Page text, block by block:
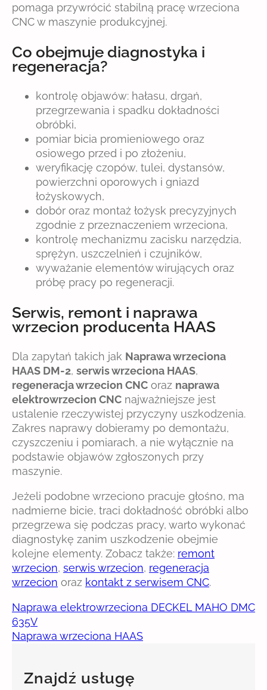
pomaga przywrócić stabilną pracę wrzeciona
CNC w maszynie produkcyjnej.
Co obejmuje diagnostyka i
regeneracja?
kontrolę objawów: hałasu, drgań,
przegrzewania i spadku dokładności
obróbki,
pomiar bicia promieniowego oraz
osiowego przed i po złożeniu,
weryfikację czopów, tulei, dystansów,
powierzchni oporowych i gniazd
łożyskowych,
dobór oraz montaż łożysk precyzyjnych
zgodnie z przeznaczeniem wrzeciona,
kontrolę mechanizmu zacisku narzędzia,
sprężyn, uszczelnień i czujników,
wyważanie elementów wirujących oraz
próbę pracy po regeneracji.
Serwis, remont i naprawa
wrzecion producenta HAAS
Dla zapytań takich jak Naprawa wrzeciona
HAAS DM-2, serwis wrzeciona HAAS,
regeneracja wrzecion CNC oraz naprawa
elektrowrzecion CNC najważniejsze jest
ustalenie rzeczywistej przyczyny uszkodzenia.
Zakres naprawy dobieramy po demontażu,
czyszczeniu i pomiarach, a nie wyłącznie na
podstawie objawów zgłoszonych przy
maszynie.
Jeżeli podobne wrzeciono pracuje głośno, ma
nadmierne bicie, traci dokładność obróbki albo
przegrzewa się podczas pracy, warto wykonać
diagnostykę zanim uszkodzenie obejmie
kolejne elementy. Zobacz także: remont
wrzecion, serwis wrzecion, regeneracja
wrzecion oraz kontakt z serwisem CNC.
Naprawa elektrowrzeciona DECKEL MAHO DMC
635V
Naprawa wrzeciona HAAS
Znajdź usługę